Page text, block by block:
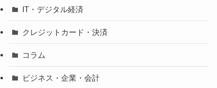
IT・デジタル経済
クレジットカード・決済
コラム
ビジネス・企業・会計